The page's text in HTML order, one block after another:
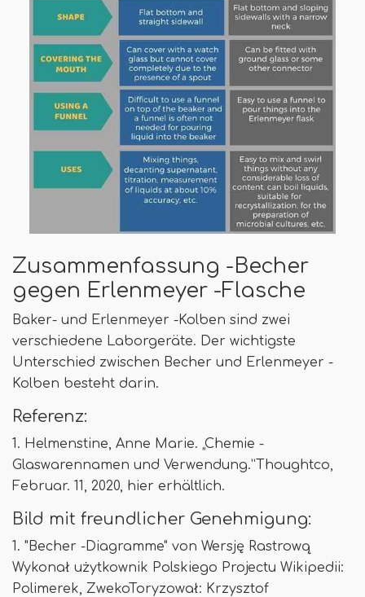
Zusammenfassung -Becher
gegen Erlenmeyer -Flasche
Baker- und Erlenmeyer -Kolben sind zwei
verschiedene Laborgeräte. Der wichtigste
Unterschied zwischen Becher und Erlenmeyer -
Kolben besteht darin.
Referenz:
1. Helmenstine, Anne Marie. „Chemie -
Glaswarennamen und Verwendung.”Thoughtco,
Februar. 11, 2020, hier erhältlich.
Bild mit freundlicher Genehmigung:
1. "Becher -Diagramme" von Wersję Rastrową
Wykonał użytkownik Polskiego Projectu Wikipedii:
Polimerek, ZwekoToryzował: Krzysztof